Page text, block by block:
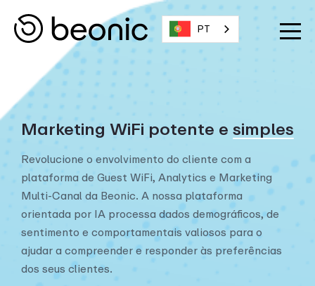
PT
Marketing WiFi potente esimples
Revolucione o envolvimento do cliente com a
plataforma de Guest WiFi, Analytics e Marketing
Multi-Canal da Beonic. A nossa plataforma
orientada por IA processa dados demográficos, de
sentimento e comportamentais valiosos para o
ajudar a compreender e responder às preferências
dos seus clientes.